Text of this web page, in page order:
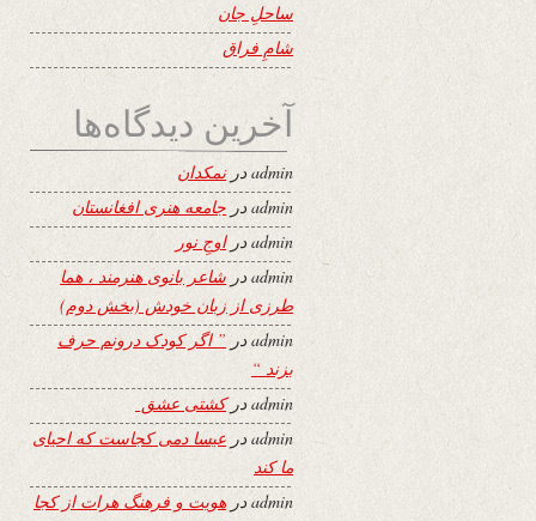
ساحلِ جان
شامِ فراق
آخرین دیدگاه‌ها
adminدرنمکدان
adminدر جامعه هنری افغانستان
adminدراوجِ نور
adminدر شاعر بانوی هنرمند ، هما
طرزی از زبان خودش (بخش دوم)
adminدر ” اگر کودک درونم حرف
بزند “
adminدرکشتی عشق
adminدر عیسا دمی کجاست که احیای
ما کند
adminدر هویت و فرهنگ هرات از کجا